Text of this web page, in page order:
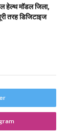
हेल्थ मॉडल जिला,
तरह डिजिटाइज